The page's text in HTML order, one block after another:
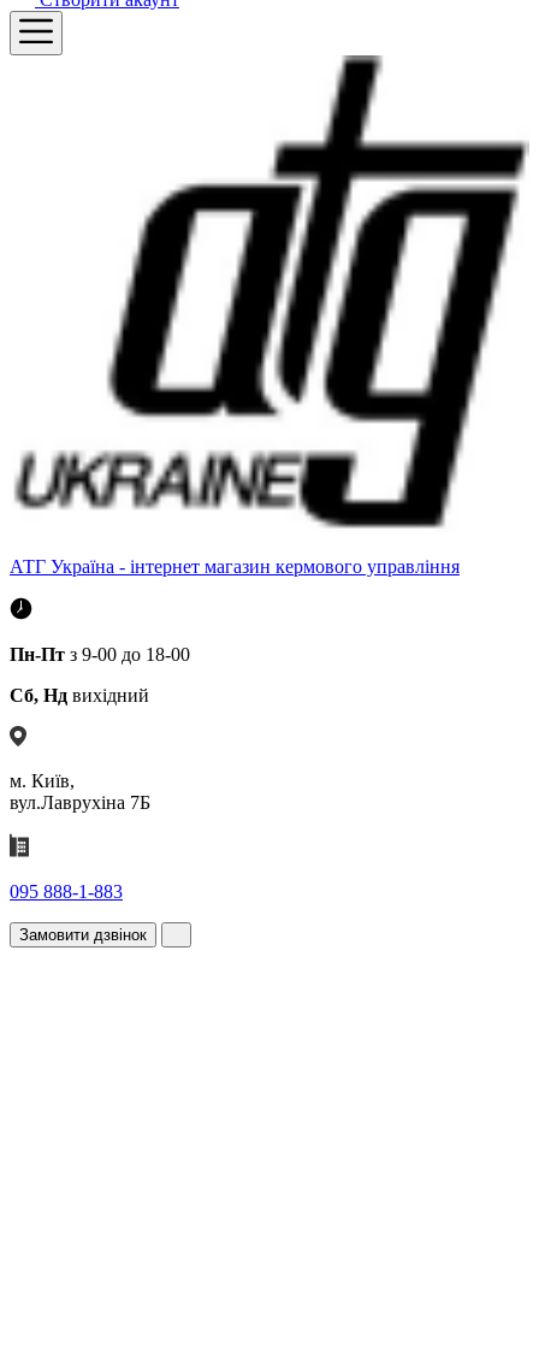
АТГ Україна - інтернет магазин кермового управління
Пн-Пт з 9-00 до 18-00
Сб, Нд вихідний
м. Київ,
вул.Лаврухіна 7Б
095 888-1-883
Замовити дзвінок